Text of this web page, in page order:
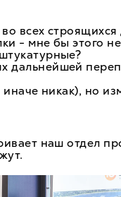
всех
- мне бы этого не
дальнейшей
никак), но
наш отдел